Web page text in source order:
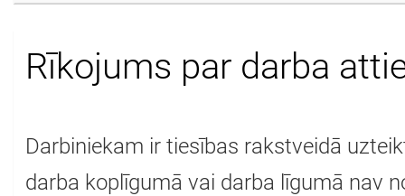
Rīkojums par darba
Darbiniekam ir tiesības rakstveidā
darba koplīgumā vai darba līgumā nav